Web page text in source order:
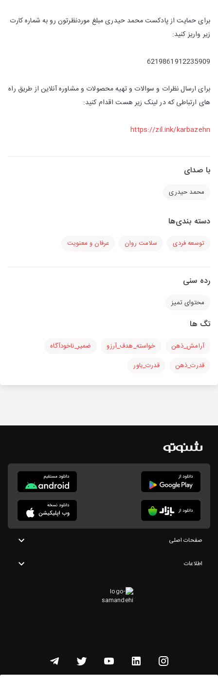
برای حمایت از پادکست محمد حیدری مبلغ موردنظرتون رو به شماره کارت
زیر واریز کنید:
6219861912235909
برای ارسال نظرات و سوالات و تهیه محصولات و مشاوره آنلاین از طریق راه
های ارتباطی که در لینک زیر هست اقدام کنید:
https://zil.ink/karbazehn
با صدای
محمد حیدری
دسته بندی‌ها
توسعه فردی سلامت روان عرفان و معنویت
رده سنی
محتوای تمیز
تگ ها
آرامش_ذهن خواسته_هدف_آرزو
ضمیر_ناخودآگاه
قدرت_ذهن
قدرت_باور
صفحات اصلی
اطلاعات